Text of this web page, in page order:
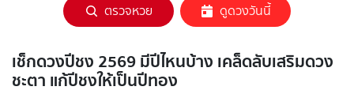
ตรวจหวย ดูดวงวันนี้
เช็กดวงปีชง 2569 มีปีไหนบ้าง เคล็ดลับเสริมดวง
ชะตา แก้ปีชงให้เป็นปีทอง